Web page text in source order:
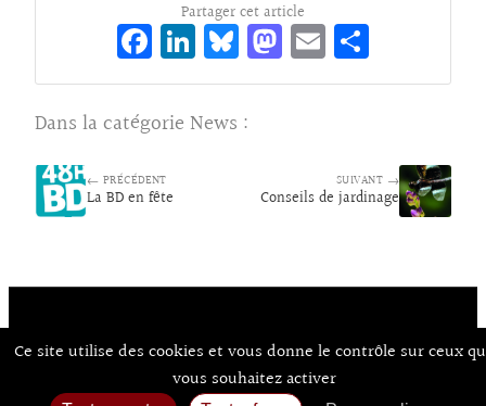
Partager cet article
Fa
ce
bo
o
k
Li
n
ke
dI
Bl
ue
sk
M
as
o
n
E
m rt
Dans la catégorie News :
← PRÉCÉDENT
La BD en fête
SUIVANT →
Conseils de jardinage
Contact
À Propos d’Aux Arts
Mentions Légales / CGU
Consentements
Ce site utilise des cookies et vous donne le contrôle sur ceux
vous souhaitez activer